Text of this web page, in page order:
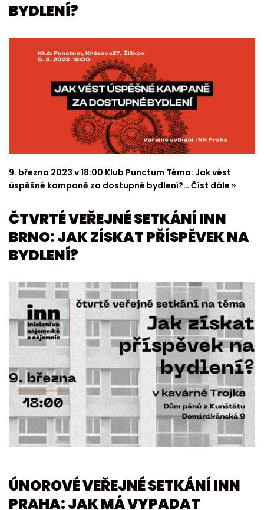
BYDLENÍ?
9. března 2023 v 18:00 Klub Punctum Téma: Jak vést
úspěšné kampaně za dostupné bydlení?… Číst dále »
ČTVRTÉ VEŘEJNÉ SETKÁNÍ INN
BRNO: JAK ZÍSKAT PŘÍSPĚVEK NA
BYDLENÍ?
ÚNOROVÉ VEŘEJNÉ SETKÁNÍ INN
PRAHA: JAK MÁ VYPADAT